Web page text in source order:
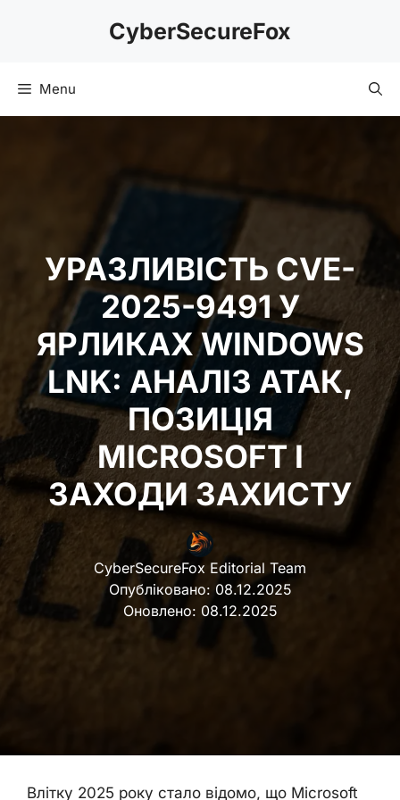
CyberSecureFox
Menu
УРАЗЛИВІСТЬ CVE-
2025-9491 У
ЯРЛИКАХ WINDOWS
LNK: АНАЛІЗ АТАК,
ПОЗИЦІЯ
MICROSOFT І
ЗАХОДИ ЗАХИСТУ
CyberSecureFox Editorial Team
Опубліковано: 08.12.2025
Оновлено: 08.12.2025
Влітку 2025 року стало відомо, що Microsoft